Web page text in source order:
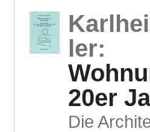
ler:
20er
Die